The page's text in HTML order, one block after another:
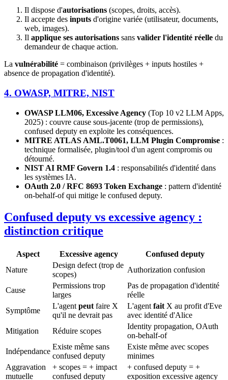
Il dispose d'autorisations (scopes, droits, accès).
Il accepte des inputs d'origine variée (utilisateur, documents,
web, images).
Il applique ses autorisations sans valider l'identité réelle du
demandeur de chaque action.
La vulnérabilité = combinaison (privilèges + inputs hostiles +
absence de propagation d'identité).
4. OWASP, MITRE, NIST
OWASP LLM06, Excessive Agency (Top 10 v2 LLM Apps,
2025) : couvre cause sous-jacente (trop de permissions),
confused deputy en exploite les conséquences.
MITRE ATLAS AML.T0061, LLM Plugin Compromise :
technique formalisée, plugin/tool d'un agent compromis ou
détourné.
NIST AI RMF Govern 1.4 : responsabilités d'identité dans
les systèmes IA.
OAuth 2.0 / RFC 8693 Token Exchange : pattern d'identité
on-behalf-of qui mitige le confused deputy.
Confused deputy vs excessive agency :
distinction critique
Aspect Excessive agency
Confused deputy
Nature
Design defect (trop de
scopes)
Authorization confusion
Cause
Permissions trop
larges
Pas de propagation d'identité
réelle
Symptôme
L'agent peut faire X
qu'il ne devrait pas
L'agent fait X au profit d'Eve
avec identité d'Alice
Mitigation
Réduire scopes
Identity propagation, OAuth
on-behalf-of
Indépendance
Existe même sans
confused deputy
Existe même avec scopes
minimes
Aggravation
mutuelle
+ scopes = + impact
confused deputy
+ confused deputy = +
exposition excessive agency